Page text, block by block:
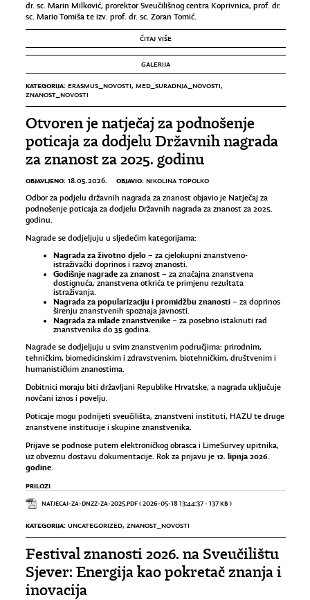
dr. sc. Marin Milković, prorektor Sveučilišnog centra Koprivnica, prof. dr.
sc. Mario Tomiša te izv. prof. dr. sc. Zoran Tomić.
ČITAJ VIŠE
GALERIJA
KATEGORIJA: ERASMUS_NOVOSTI, MED_SURADNJA_NOVOSTI,
ZNANOST_NOVOSTI
Otvoren je natječaj za podnošenje
poticaja za dodjelu Državnih nagrada
za znanost za 2025. godinu
OBJAVLJENO: 18.05.2026. OBJAVIO: NIKOLINA TOPOLKO
Odbor za podjelu državnih nagrada za znanost objavio je Natječaj za
podnošenje poticaja za dodjelu Državnih nagrada za znanost za 2025.
godinu.
Nagrade se dodjeljuju u sljedećim kategorijama:
Nagrada za životno djelo – za cjelokupni znanstveno-
istraživački doprinos i razvoj znanosti.
Godišnje nagrade za znanost – za značajna znanstvena
dostignuća, znanstvena otkrića te primjenu rezultata
istraživanja.
Nagrada za popularizaciju i promidžbu znanosti – za doprinos
širenju znanstvenih spoznaja javnosti.
Nagrada za mlade znanstvenike – za posebno istaknuti rad
znanstvenika do 35 godina.
Nagrade se dodjeljuju u svim znanstvenim područjima: prirodnim,
tehničkim, biomedicinskim i zdravstvenim, biotehničkim, društvenim i
humanističkim znanostima.
Dobitnici moraju biti državljani Republike Hrvatske, a nagrada uključuje
novčani iznos i povelju.
Poticaje mogu podnijeti sveučilišta, znanstveni instituti, HAZU te druge
znanstvene institucije i skupine znanstvenika.
Prijave se podnose putem elektroničkog obrasca i LimeSurvey upitnika,
uz obveznu dostavu dokumentacije. Rok za prijavu je 12. lipnja 2026.
godine.
PRILOZI
NATJECAJ-ZA-DNZZ-ZA-2025.PDF( 2026-05-18 13:44:37 - 137 KB )
KATEGORIJA: UNCATEGORIZED, ZNANOST_NOVOSTI
Festival znanosti 2026. na Sveučilištu
Sjever: Energija kao pokretač znanja i
inovacija